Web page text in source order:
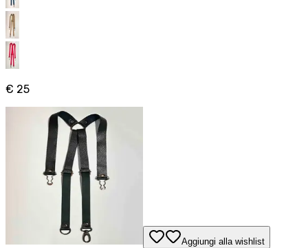
€ 25
Aggiungi alla wishlist